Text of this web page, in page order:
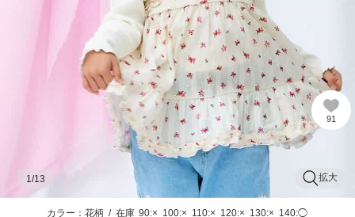
91
拡大
1 /13
カラー：花柄 / 在庫 90:× 100:× 110:× 120:× 130:× 140:◯